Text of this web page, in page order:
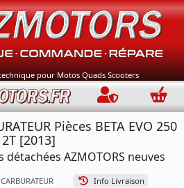
pour Motos Quads Scooters
Connection
Pièces BETA EVO 250
2T [2013]
AZMOTORS neuves
CARBURATEUR Info Livraison